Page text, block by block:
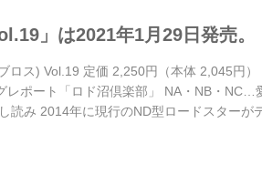
」は2021年1月29日発売。
ロス) Vol.19 定価 2,250円（本体 2,045円
レポート「ロド沼倶楽部」 NA・NB・
読み 2014年に現行のND型ロードスターが
望や理想を緊急アンケート！ その結果を手